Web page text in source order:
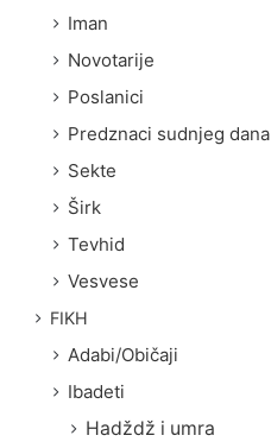
Iman
Novotarije
Poslanici
Predznaci sudnjeg dana
Sekte
Širk
Tevhid
Vesvese
FIKH
Adabi/Običaji
Ibadeti
Hadždž i umra